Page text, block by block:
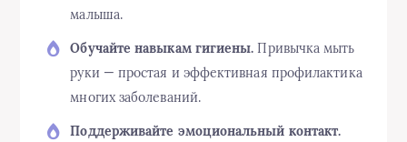
малыша.
Обучайте навыкам гигиены. Привычка мыть
руки — простая и эффективная профилактика
многих заболеваний.
Поддерживайте эмоциональный контакт.